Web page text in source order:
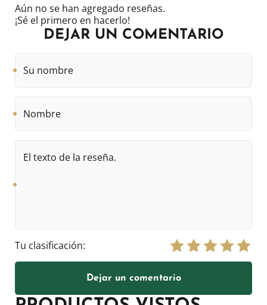
Aún no se han agregado reseñas.
¡Sé el primero en hacerlo!
DEJAR UN COMENTARIO
nombre
texto
la
Tu clasificación:
Dejar un comentario